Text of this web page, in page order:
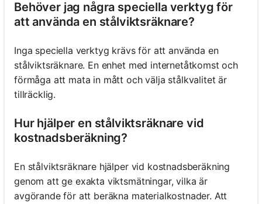
Behöver jag några speciella verktyg för
att använda en stålviktsräknare?
Inga speciella verktyg krävs för att använda en
stålviktsräknare. En enhet med internetåtkomst och
förmåga att mata in mått och välja stålkvalitet är
tillräcklig.
Hur hjälper en stålviktsräknare vid
kostnadsberäkning?
En stålviktsräknare hjälper vid kostnadsberäkning
genom att ge exakta viktsmätningar, vilka är
avgörande för att beräkna materialkostnader. Att